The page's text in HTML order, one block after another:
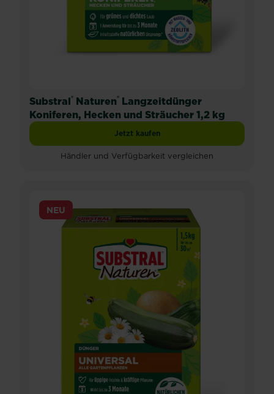
Substral® Naturen® Langzeitdünger
Koniferen, Hecken und Sträucher 1,2 kg
Jetzt kaufenSubstral® Naturen® Langzeitdünger
Händler und Verfügbarkeit vergleichen
NEU